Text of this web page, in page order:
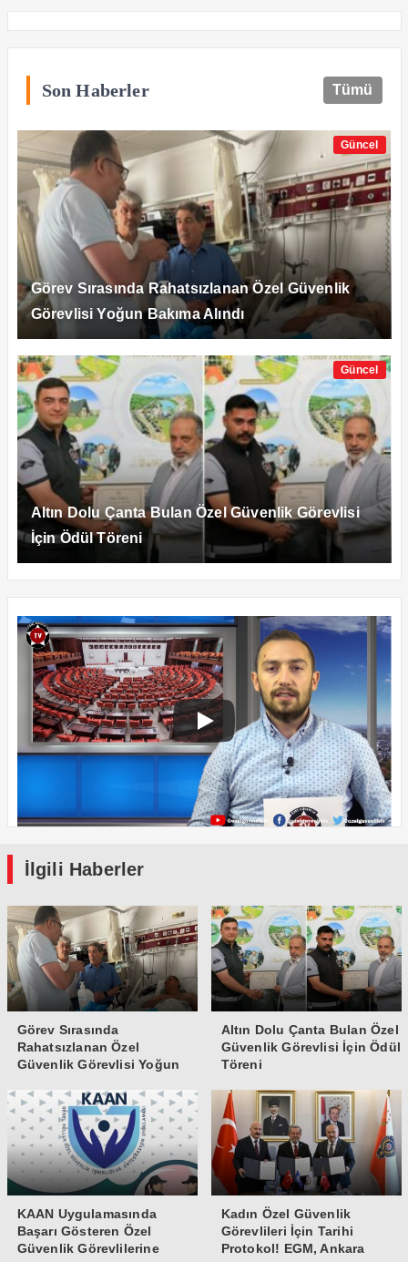
Son Haberler Tümü
Güncel
Görev Sırasında Rahatsızlanan Özel Güvenlik
Görevlisi Yoğun Bakıma Alındı
Güncel
Altın Dolu Çanta Bulan Özel Güvenlik Görevlisi
İçin Ödül Töreni
İlgili Haberler
Görev Sırasında
Rahatsızlanan Özel
Güvenlik Görevlisi Yoğun
Altın Dolu Çanta Bulan Özel
Güvenlik Görevlisi İçin Ödül
Töreni
KAAN Uygulamasında
Başarı Gösteren Özel
Güvenlik Görevlilerine
Kadın Özel Güvenlik
Görevlileri İçin Tarihi
Protokol! EGM, Ankara